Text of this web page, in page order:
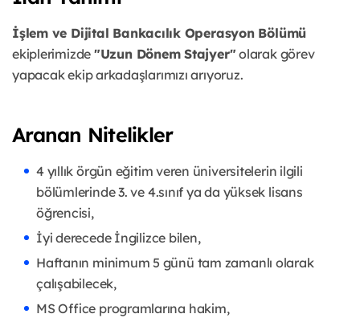
İşlem ve Dijital Bankacılık Operasyon Bölümü
ekiplerimizde "Uzun Dönem Stajyer" olarak görev
yapacak ekip arkadaşlarımızı arıyoruz.
Aranan Nitelikler
4 yıllık örgün eğitim veren üniversitelerin ilgili
bölümlerinde 3. ve 4.sınıf ya da yüksek lisans
öğrencisi,
İyi derecede İngilizce bilen,
Haftanın minimum 5 günü tam zamanlı olarak
çalışabilecek,
MS Office programlarına hakim,